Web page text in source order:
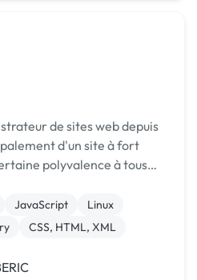
de sites web depuis
d'un site à fort
polyvalence à tous
domaine de compétence
JavaScript
Linux
CSS, HTML, XML